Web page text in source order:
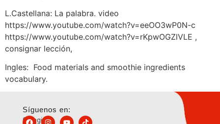
L.Castellana: La palabra. video
https://www.youtube.com/watch?v=eeOO3wP0N-c
https://www.youtube.com/watch?v=rKpwOGZlVLE ,
consignar lección,
Ingles: Food materials and smoothie ingredients
vocabulary.
Colegio
Síguenos en: